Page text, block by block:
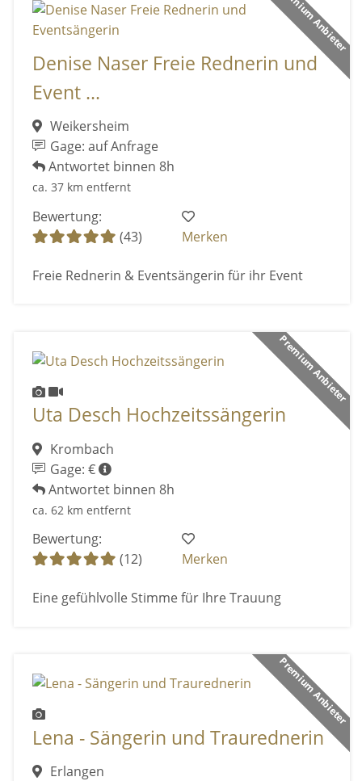
Premium Anbieter
Denise Naser Freie Rednerin und
Event ...
Weikersheim
Gage: auf Anfrage
Antwortet binnen 8h
ca. 37 km entfernt
Bewertung:
(43)
Merken
Freie Rednerin & Eventsängerin für ihr Event
Premium Anbieter
Uta Desch Hochzeitssängerin
Krombach
Gage: €
Antwortet binnen 8h
ca. 62 km entfernt
Bewertung:
(12)
Merken
Eine gefühlvolle Stimme für Ihre Trauung
Premium Anbieter
Lena - Sängerin und Traurednerin
Erlangen